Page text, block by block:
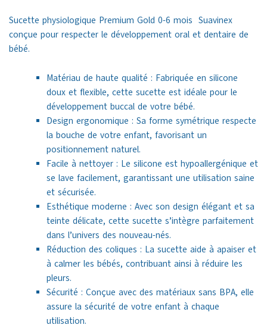
Sucette physiologique Premium Gold 0-6 mois Suavinex
conçue pour respecter le développement oral et dentaire de
bébé.
Matériau de haute qualité : Fabriquée en silicone
doux et flexible, cette sucette est idéale pour le
développement buccal de votre bébé.
Design ergonomique : Sa forme symétrique respecte
la bouche de votre enfant, favorisant un
positionnement naturel.
Facile à nettoyer : Le silicone est hypoallergénique et
se lave facilement, garantissant une utilisation saine
et sécurisée.
Esthétique moderne : Avec son design élégant et sa
teinte délicate, cette sucette s’intègre parfaitement
dans l’univers des nouveau-nés.
Réduction des coliques : La sucette aide à apaiser et
à calmer les bébés, contribuant ainsi à réduire les
pleurs.
Sécurité : Conçue avec des matériaux sans BPA, elle
assure la sécurité de votre enfant à chaque
utilisation.